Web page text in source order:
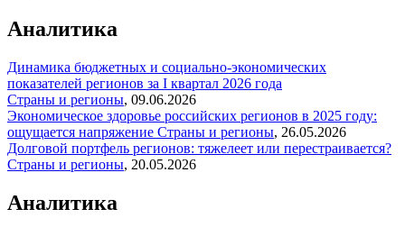
Аналитика
Динамика бюджетных и социально-экономических
показателей регионов за I квартал 2026 года
Страны и регионы, 09.06.2026
Экономическое здоровье российских регионов в 2025 году:
ощущается напряжение Страны и регионы, 26.05.2026
Долговой портфель регионов: тяжелеет или перестраивается?
Страны и регионы, 20.05.2026
Аналитика